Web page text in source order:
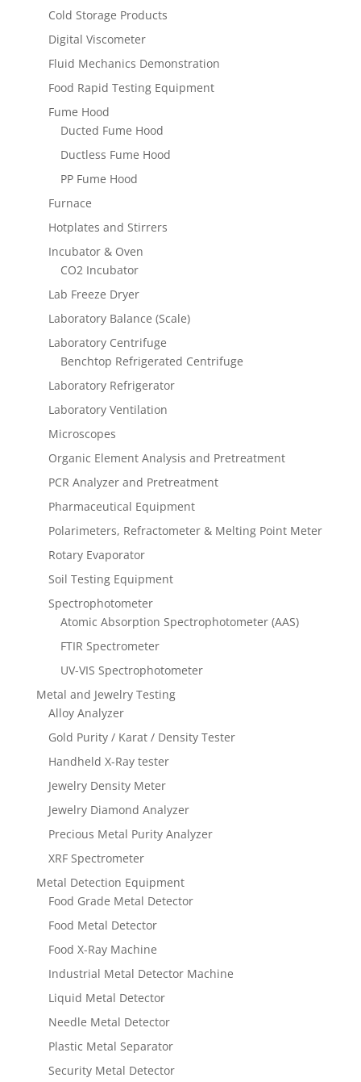
Cold Storage Products
Digital Viscometer
Fluid Mechanics Demonstration
Food Rapid Testing Equipment
Fume Hood
Ducted Fume Hood
Ductless Fume Hood
PP Fume Hood
Furnace
Hotplates and Stirrers
Incubator & Oven
CO2 Incubator
Lab Freeze Dryer
Laboratory Balance (Scale)
Laboratory Centrifuge
Benchtop Refrigerated Centrifuge
Laboratory Refrigerator
Laboratory Ventilation
Microscopes
Organic Element Analysis and Pretreatment
PCR Analyzer and Pretreatment
Pharmaceutical Equipment
Polarimeters, Refractometer & Melting Point Meter
Rotary Evaporator
Soil Testing Equipment
Spectrophotometer
Atomic Absorption Spectrophotometer (AAS)
FTIR Spectrometer
UV-VIS Spectrophotometer
Metal and Jewelry Testing
Alloy Analyzer
Gold Purity / Karat / Density Tester
Handheld X-Ray tester
Jewelry Density Meter
Jewelry Diamond Analyzer
Precious Metal Purity Analyzer
XRF Spectrometer
Metal Detection Equipment
Food Grade Metal Detector
Food Metal Detector
Food X-Ray Machine
Industrial Metal Detector Machine
Liquid Metal Detector
Needle Metal Detector
Plastic Metal Separator
Security Metal Detector